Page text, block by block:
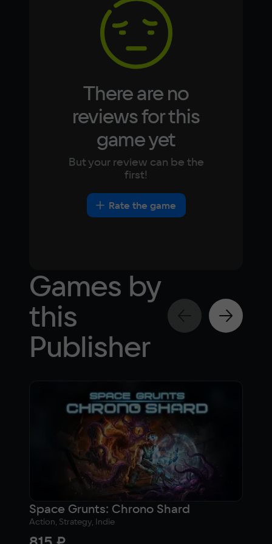
Video card
GeForce2 MX
DirectX(R): 9.0c, Звуковая карта:
совместимая c DirectX
Japanese
There are no
reviews for this
game yet
But your review can be the
first!
Rate the game
Games by
this
Publisher
Space Grunts: Chrono Shard
Action, Strategy, Indie